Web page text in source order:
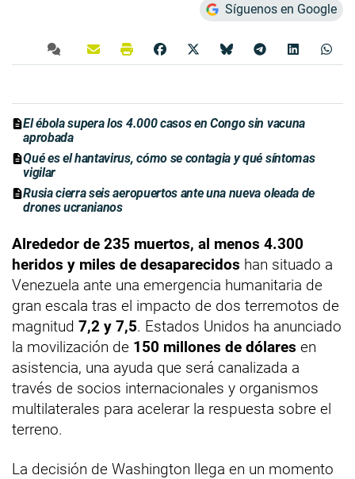
Síguenos en Google
El ébola supera los 4.000 casos en Congo sin vacuna
aprobada
Qué es el hantavirus, cómo se contagia y qué síntomas
vigilar
Rusia cierra seis aeropuertos ante una nueva oleada de
drones ucranianos
Alrededor de 235 muertos, al menos 4.300
heridos y miles de desaparecidos han situado a
Venezuela ante una emergencia humanitaria de
gran escala tras el impacto de dos terremotos de
magnitud 7,2 y 7,5. Estados Unidos ha anunciado
la movilización de 150 millones de dólares en
asistencia, una ayuda que será canalizada a
través de socios internacionales y organismos
multilaterales para acelerar la respuesta sobre el
terreno.
La decisión de Washington llega en un momento